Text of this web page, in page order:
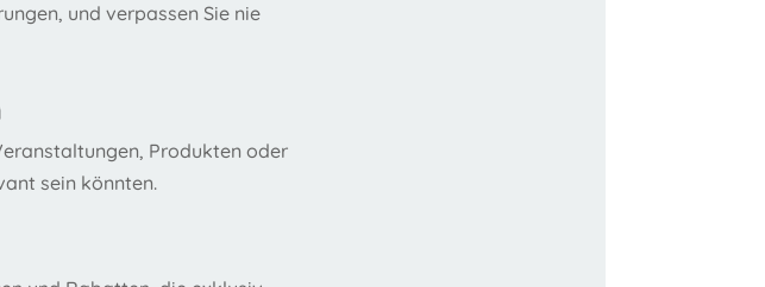
und verpassen Sie nie
Produkten oder
sein könnten.